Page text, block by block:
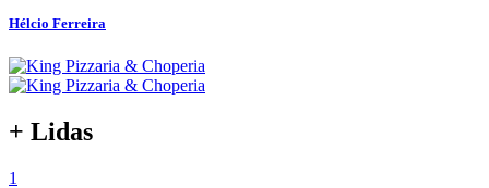
Hélcio Ferreira
+ Lidas
1